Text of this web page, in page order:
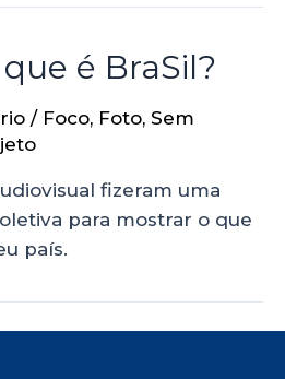
é BraSil?
/ Foco, Foto, Sem
fizeram uma
para mostrar o que
país.